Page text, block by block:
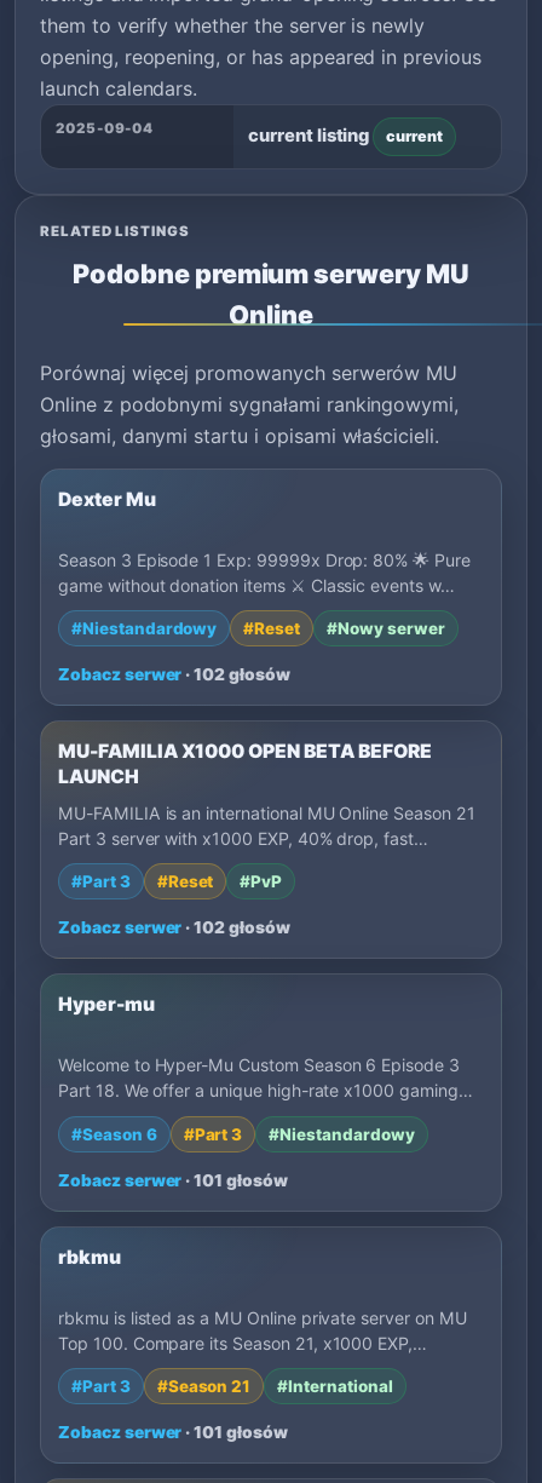
them to verify whether the server is newly
opening, reopening, or has appeared in previous
launch calendars.
2025-09-04 current listing current
RELATED LISTINGS
Podobne premium serwery MU
Online
Porównaj więcej promowanych serwerów MU
Online z podobnymi sygnałami rankingowymi,
głosami, danymi startu i opisami właścicieli.
Dexter Mu
Season 3 Episode 1 Exp: 99999x Drop: 80% 🌟 Pure
game without donation items ⚔️ Classic events w…
#Niestandardowy #Reset #Nowy serwer
Zobacz serwer · 102 głosów
MU-FAMILIA X1000 OPEN BETA BEFORE
LAUNCH
MU-FAMILIA is an international MU Online Season 21
Part 3 server with x1000 EXP, 40% drop, fast…
#Part 3 #Reset #PvP
Zobacz serwer · 102 głosów
Hyper-mu
Welcome to Hyper-Mu Custom Season 6 Episode 3
Part 18. We offer a unique high-rate x1000 gaming…
#Season 6 #Part 3 #Niestandardowy
Zobacz serwer · 101 głosów
rbkmu
rbkmu is listed as a MU Online private server on MU
Top 100. Compare its Season 21, x1000 EXP,…
#Part 3 #Season 21 #International
Zobacz serwer · 101 głosów